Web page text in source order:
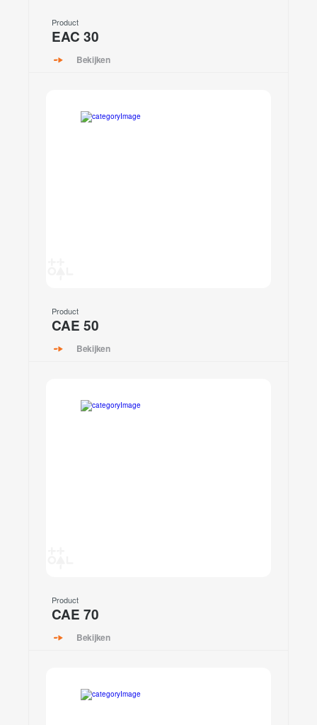
Product
EAC 30
Bekijken
Product
CAE 50
Bekijken
Product
CAE 70
Bekijken